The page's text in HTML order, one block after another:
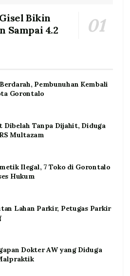
Bikin
Sampai 4.2
Pembunuhan Kembali
Gorontalo
Dibelah Tanpa Dijahit, Diduga
Multazam
Ilegal, 7 Toko di Gorontalo
Hukum
Lahan Parkir, Petugas Parkir
Dokter AW yang Diduga